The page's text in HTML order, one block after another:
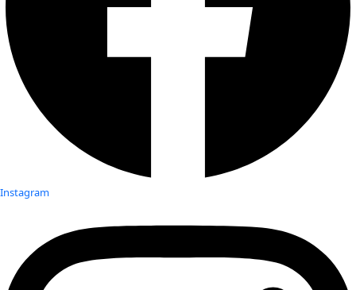
Instagram